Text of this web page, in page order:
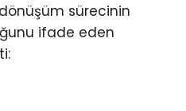
dönüşüm sürecinin
ifade eden